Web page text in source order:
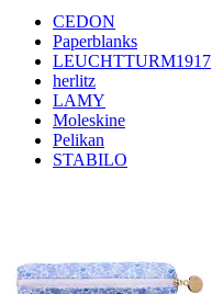
CEDON
Paperblanks
LEUCHTTURM1917
herlitz
LAMY
Moleskine
Pelikan
STABILO